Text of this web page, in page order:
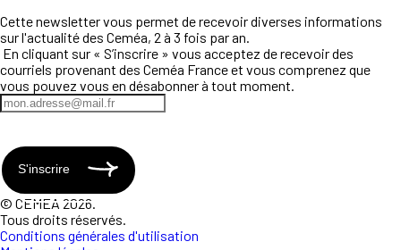
Cette newsletter vous permet de recevoir diverses informations
sur l'actualité des Ceméa, 2 à 3 fois par an.
En cliquant sur « S’inscrire » vous acceptez de recevoir des
courriels provenant des Ceméa France et vous comprenez que
vous pouvez vous en désabonner à tout moment.
S'inscrire
© CEMEA 2026.
Tous droits réservés.
Conditions générales d'utilisation